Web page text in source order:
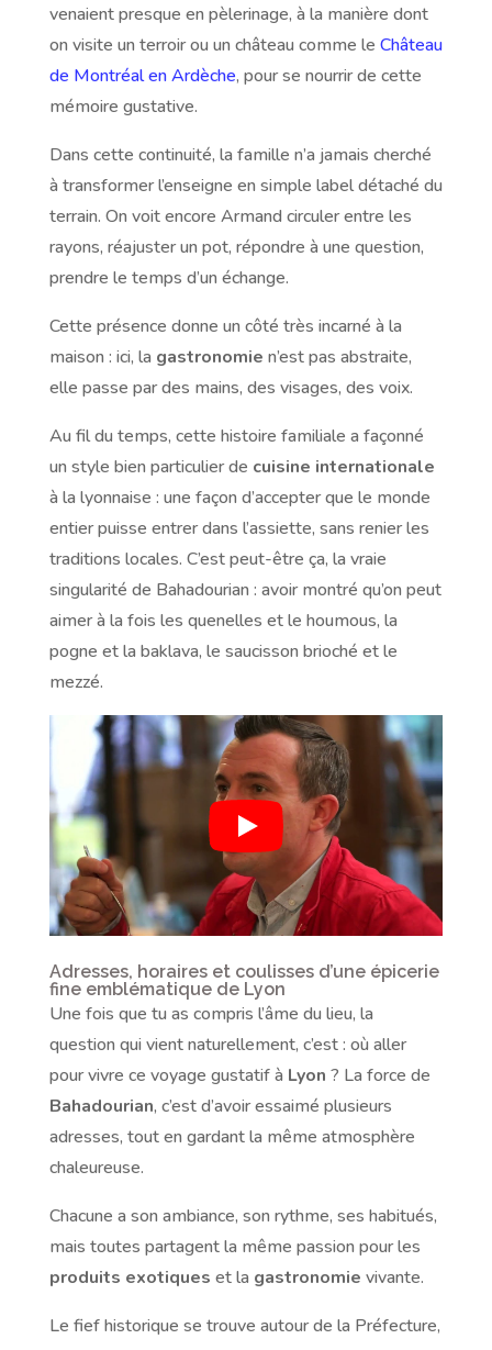
venaient presque en pèlerinage, à la manière dont
on visite un terroir ou un château comme le Château
de Montréal en Ardèche, pour se nourrir de cette
mémoire gustative.
Dans cette continuité, la famille n’a jamais cherché
à transformer l’enseigne en simple label détaché du
terrain. On voit encore Armand circuler entre les
rayons, réajuster un pot, répondre à une question,
prendre le temps d’un échange.
Cette présence donne un côté très incarné à la
maison : ici, la gastronomie n’est pas abstraite,
elle passe par des mains, des visages, des voix.
Au fil du temps, cette histoire familiale a façonné
un style bien particulier de cuisine internationale
à la lyonnaise : une façon d’accepter que le monde
entier puisse entrer dans l’assiette, sans renier les
traditions locales. C’est peut-être ça, la vraie
singularité de Bahadourian : avoir montré qu’on peut
aimer à la fois les quenelles et le houmous, la
pogne et la baklava, le saucisson brioché et le
mezzé.
Adresses, horaires et coulisses d’une épicerie
fine emblématique de Lyon
Une fois que tu as compris l’âme du lieu, la
question qui vient naturellement, c’est : où aller
pour vivre ce voyage gustatif à Lyon ? La force de
Bahadourian, c’est d’avoir essaimé plusieurs
adresses, tout en gardant la même atmosphère
chaleureuse.
Chacune a son ambiance, son rythme, ses habitués,
mais toutes partagent la même passion pour les
produits exotiques et la gastronomie vivante.
Le fief historique se trouve autour de la Préfecture,